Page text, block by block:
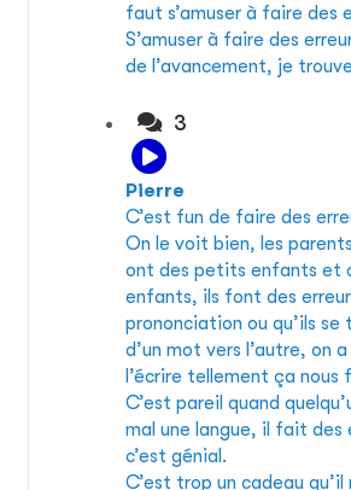
faut s’amuser à faire des
S’amuser à faire des
de l’avancement, je
3
Pierre
C’est fun de faire des
On le voit bien, les
ont des petits enfants et
enfants, ils font des
prononciation ou qu’ils se
d’un mot vers l’autre, on
l’écrire tellement ça nous
C’est pareil quand
mal une langue, il fait des
c’est génial.
C’est trop un cadeau